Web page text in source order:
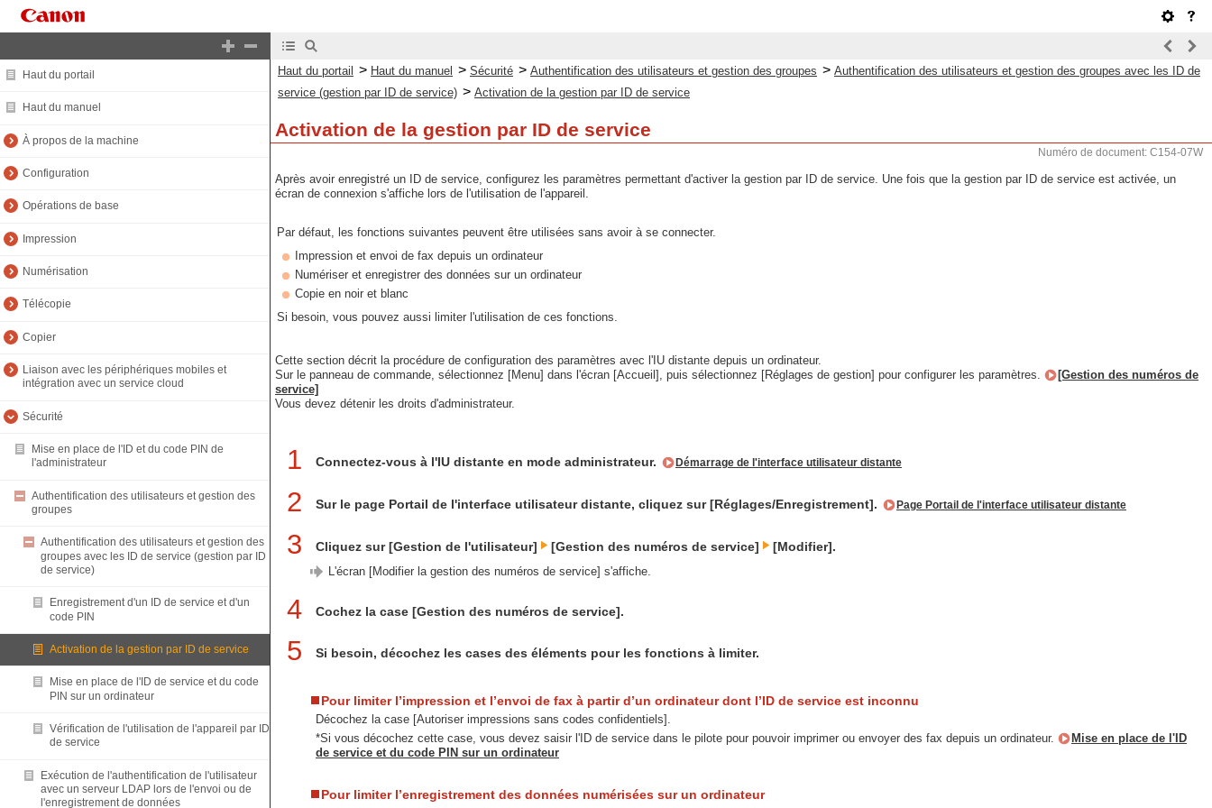
Haut du portail
Haut du manuel
À propos de la machine
Configuration
Opérations de base
Impression
Numérisation
Télécopie
Copier
Liaison avec les périphériques mobiles et
intégration avec un service cloud
Sécurité
Mise en place de l'ID et du code PIN de
l'administrateur
Authentification des utilisateurs et gestion des
groupes
Authentification des utilisateurs et gestion des
groupes avec les ID de service (gestion par ID
de service)
Enregistrement d'un ID de service et d'un
code PIN
Activation de la gestion par ID de service
Mise en place de l'ID de service et du code
PIN sur un ordinateur
Vérification de l'utilisation de l'appareil par ID
de service
Exécution de l'authentification de l'utilisateur
avec un serveur LDAP lors de l'envoi ou de
l'enregistrement de données
Haut du portail > Haut du manuel > Sécurité > Authentification des utilisateurs et gestion des groupes > Authentification des utilisateurs et gestion des groupes avec les ID de
service (gestion par ID de service) > Activation de la gestion par ID de service
Activation de la gestion par ID de service
Numéro de document: C154-07W
Après avoir enregistré un ID de service, configurez les paramètres permettant d'activer la gestion par ID de service. Une fois que la gestion par ID de service est activée, un
écran de connexion s'affiche lors de l'utilisation de l'appareil.
Par défaut, les fonctions suivantes peuvent être utilisées sans avoir à se connecter.
Impression et envoi de fax depuis un ordinateur
Numériser et enregistrer des données sur un ordinateur
Copie en noir et blanc
Si besoin, vous pouvez aussi limiter l'utilisation de ces fonctions.
Cette section décrit la procédure de configuration des paramètres avec l'IU distante depuis un ordinateur.
Sur le panneau de commande, sélectionnez [Menu] dans l'écran [Accueil], puis sélectionnez [Réglages de gestion] pour configurer les paramètres.
[Gestion des numéros de
service]
Vous devez détenir les droits d'administrateur.
1 Connectez-vous à l'IU distante en mode administrateur. Démarrage de l'interface utilisateur distante
2 Sur le page Portail de l'interface utilisateur distante, cliquez sur [Réglages/Enregistrement]. Page Portail de l'interface utilisateur distante
3 Cliquez sur [Gestion de l'utilisateur] [Gestion des numéros de service] [Modifier].
L'écran [Modifier la gestion des numéros de service] s'affiche.
4 Cochez la case [Gestion des numéros de service].
5 Si besoin, décochez les cases des éléments pour les fonctions à limiter.
Pour limiter l’impression et l’envoi de fax à partir d’un ordinateur dont l’ID de service est inconnu
Décochez la case [Autoriser impressions sans codes confidentiels].
*Si vous décochez cette case, vous devez saisir l'ID de service dans le pilote pour pouvoir imprimer ou envoyer des fax depuis un ordinateur.
Mise en place de l'ID
de service et du code PIN sur un ordinateur
Pour limiter l’enregistrement des données numérisées sur un ordinateur